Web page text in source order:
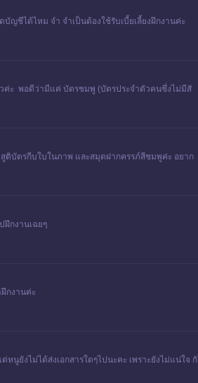
ญชีได้ไหม จำ จำเป็นต้องใช้รับเบี้ยเลี้ยงฝึกงานค่ะ
ค่ะ พอดีว่ามีแค่ บัตรชมพู (บัตรประจำตัวคนซึ่งไม่มีสั
ติบัตรกีบใบในภาพ และสมุดฝากครรภ์สีชมพูค่ะ อยาก
ฝึกงานเฉยๆ
กงานค่ะ
ยังไม่ได้ส่งเอกสารใดๆไปนะคะ เพราะยังไม่แน่ใจ กั